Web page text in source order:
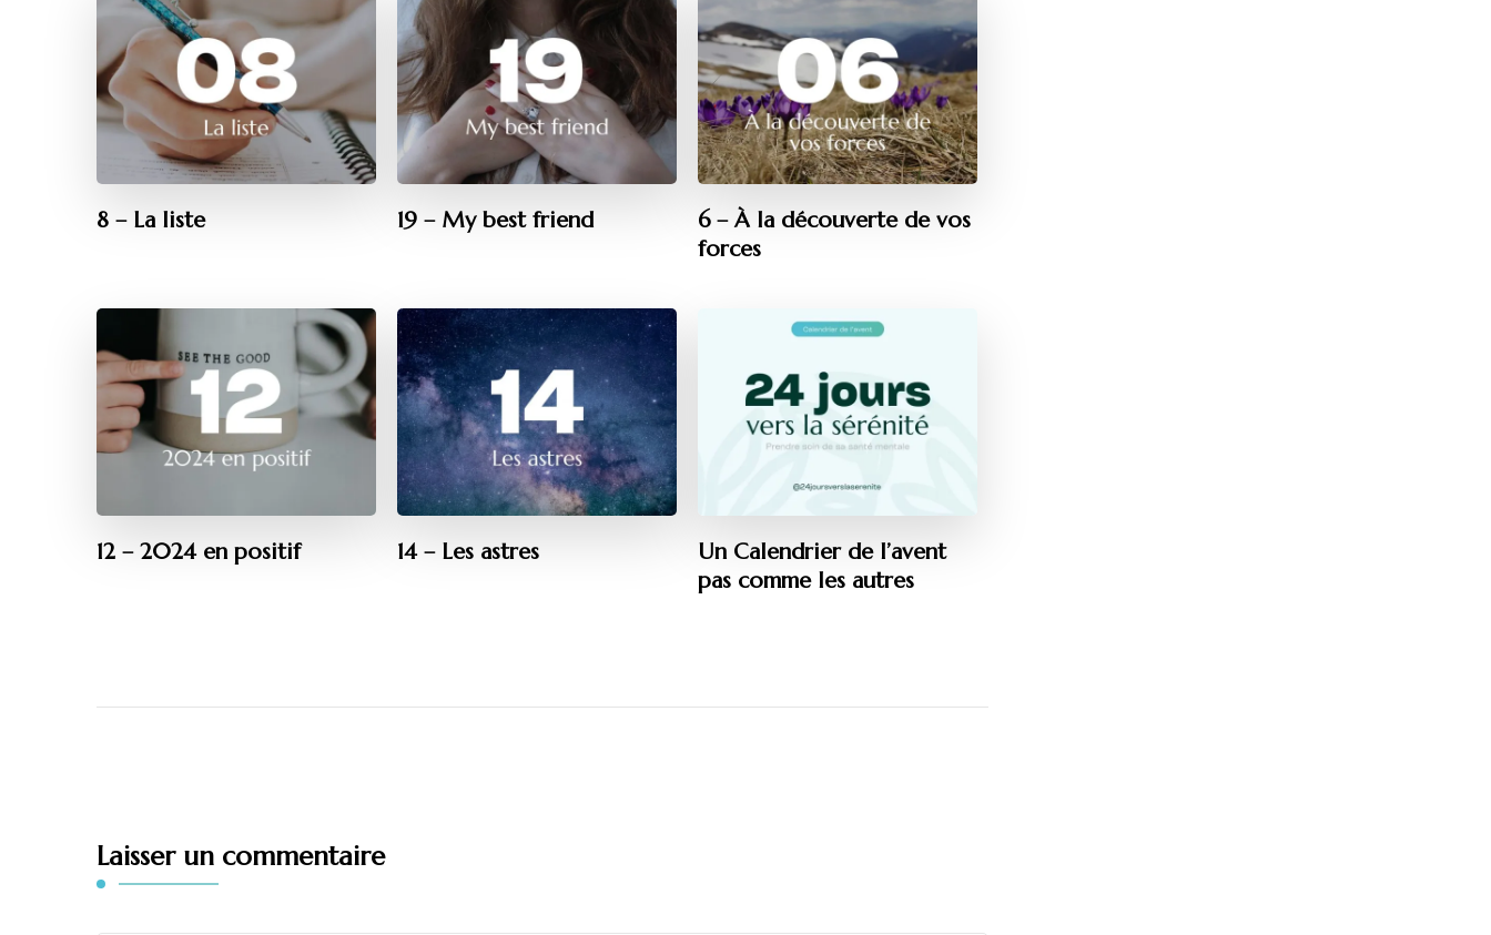
8 – La liste 19 – My best friend
6 – À la découverte de vos
forces
12 – 2024 en positif 14 – Les astres
Un Calendrier de l’avent
pas comme les autres
Laisser un commentaire